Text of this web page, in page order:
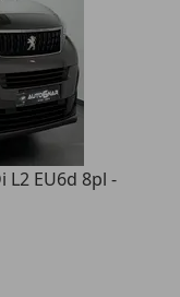
L2 EU6d 8pl -